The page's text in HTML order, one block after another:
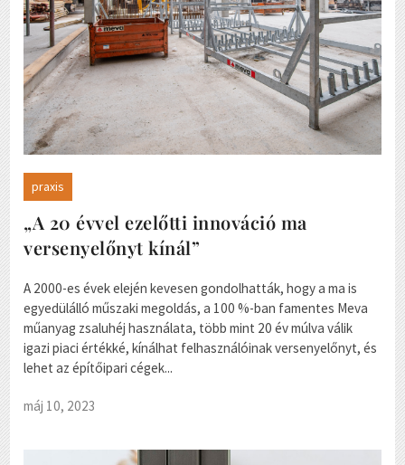
praxis
„A 20 évvel ezelőtti innováció ma
versenyelőnyt kínál”
A 2000-es évek elején kevesen gondolhatták, hogy a ma is
egyedülálló műszaki megoldás, a 100 %-ban famentes Meva
műanyag zsaluhéj használata, több mint 20 év múlva válik
igazi piaci értékké, kínálhat felhasználóinak versenyelőnyt, és
lehet az építőipari cégek...
máj 10, 2023